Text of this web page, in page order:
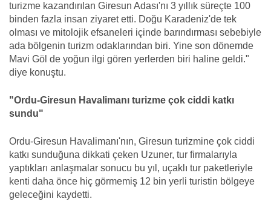
turizme kazandırılan Giresun Adası'nı 3 yıllık süreçte 100
binden fazla insan ziyaret etti. Doğu Karadeniz'de tek
olması ve mitolojik efsaneleri içinde barındırması sebebiyle
ada bölgenin turizm odaklarından biri. Yine son dönemde
Mavi Göl de yoğun ilgi gören yerlerden biri haline geldi."
diye konuştu.
"Ordu-Giresun Havalimanı turizme çok ciddi katkı
sundu"
Ordu-Giresun Havalimanı'nın, Giresun turizmine çok ciddi
katkı sunduğuna dikkati çeken Uzuner, tur firmalarıyla
yaptıkları anlaşmalar sonucu bu yıl, uçaklı tur paketleriyle
kenti daha önce hiç görmemiş 12 bin yerli turistin bölgeye
geleceğini kaydetti.